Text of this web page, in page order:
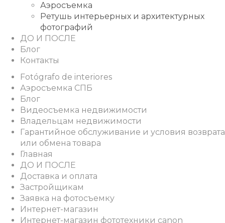
Аэросъемка
Ретушь интерьерных и архитектурных
фотографий
ДО И ПОСЛЕ
Блог
Контакты
Fotógrafo de interiores
Аэросъемка СПБ
Блог
Видеосъемка недвижимости
Владельцам недвижимости
Гарантийное обслуживание и условия возврата
или обмена товара
Главная
ДО И ПОСЛЕ
Доставка и оплата
Застройщикам
Заявка на фотосъемку
Интернет-магазин
Интернет-магазин фототехники canon